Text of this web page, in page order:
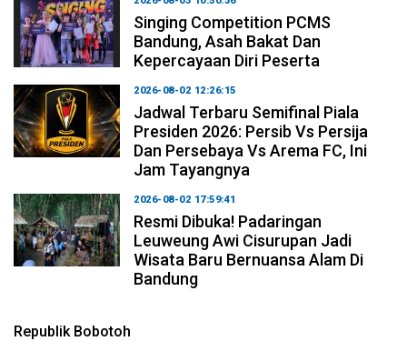
Singing Competition PCMS
Bandung, Asah Bakat Dan
Kepercayaan Diri Peserta
2026-08-02 12:26:15
Jadwal Terbaru Semifinal Piala
Presiden 2026: Persib Vs Persija
Dan Persebaya Vs Arema FC, Ini
Jam Tayangnya
2026-08-02 17:59:41
Resmi Dibuka! Padaringan
Leuweung Awi Cisurupan Jadi
Wisata Baru Bernuansa Alam Di
Bandung
Republik Bobotoh